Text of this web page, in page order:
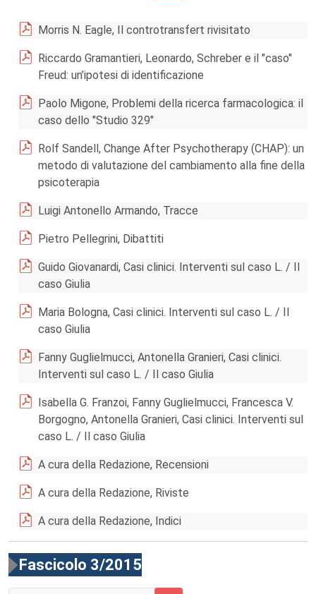
Morris N. Eagle, Il controtransfert rivisitato
Riccardo Gramantieri, Leonardo, Schreber e il "caso"
Freud: un’ipotesi di identificazione
Paolo Migone, Problemi della ricerca farmacologica: il
caso dello "Studio 329"
Rolf Sandell, Change After Psychotherapy (CHAP): un
metodo di valutazione del cambiamento alla fine della
psicoterapia
Luigi Antonello Armando, Tracce
Pietro Pellegrini, Dibattiti
Guido Giovanardi, Casi clinici. Interventi sul caso L. / Il
caso Giulia
Maria Bologna, Casi clinici. Interventi sul caso L. / Il
caso Giulia
Fanny Guglielmucci, Antonella Granieri, Casi clinici.
Interventi sul caso L. / Il caso Giulia
Isabella G. Franzoi, Fanny Guglielmucci, Francesca V.
Borgogno, Antonella Granieri, Casi clinici. Interventi sul
caso L. / Il caso Giulia
A cura della Redazione, Recensioni
A cura della Redazione, Riviste
A cura della Redazione, Indici
Fascicolo 3/2015